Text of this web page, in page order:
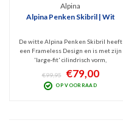
Alpina
Alpina Penken Skibril | Wit
De witte Alpina Penken Skibril heeft
een Frameless Design en is met zijn
'large-fit' cilindrisch vorm,
frameventilatie en spiegelende Cat.
3 lens een echte blikvanger. Dit
model geeft optimaal zicht bij zonnig
€99,95 €79,00
OP VOORRAAD